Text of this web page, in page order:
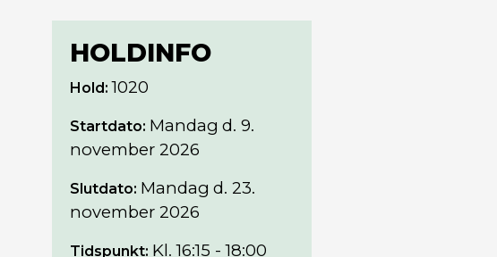
HOLDINFO
Hold: 1020
Startdato: Mandag d. 9.
november 2026
Slutdato: Mandag d. 23.
november 2026
Tidspunkt: Kl. 16:15 - 18:00